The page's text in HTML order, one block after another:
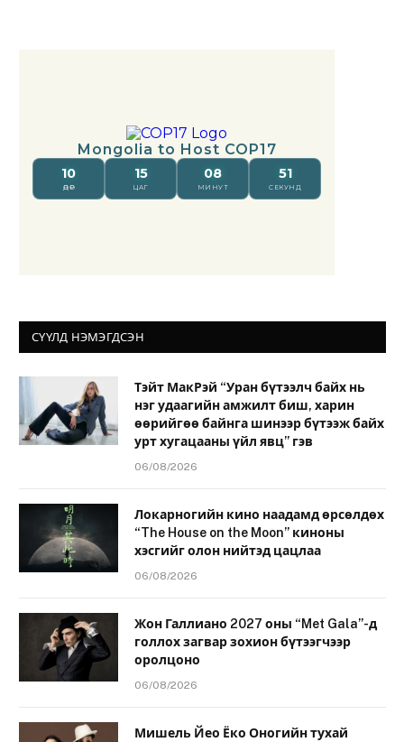
СҮҮЛД НЭМЭГДСЭН
Тэйт МакРэй “Уран бүтээлч байх нь
нэг удаагийн амжилт биш, харин
өөрийгөө байнга шинээр бүтээж байх
урт хугацааны үйл явц” гэв
06/08/2026
Локарногийн кино наадамд өрсөлдөх
“The House on the Moon” киноны
хэсгийг олон нийтэд цацлаа
06/08/2026
Жон Галлиано 2027 оны “Met Gala”-д
голлох загвар зохион бүтээгчээр
оролцоно
06/08/2026
Мишель Йео Ёко Оногийн тухай